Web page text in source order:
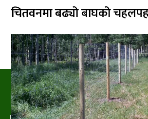
चितवनमा बढ्यो बाघको
PRAKRITIPRESS